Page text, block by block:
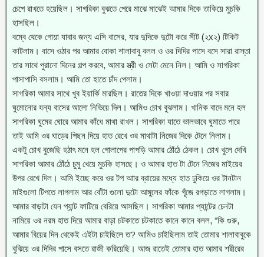
চেপে রাখতে হয়েছিল। সাগরিকা বুঝতে পেরে মাঝে মাঝেই আমার দিকে তাকিয়ে মুচকি
হাসছিল।
বম্বে থেকে গোয়া যাবার জন্য এসি বাসের, যার দুদিকে দুটো করে সীট (২x২) টিকিট
কাটলাম। বাসে ওঠার পর আমার বোকা শালাবাবু বলল ও ওর দিদির পাসে বসে সারা রাস্তা
তার সাথে পুরানো দিনের গল্প করবে, আমার স্ত্রী ও সেটা মেনে নিল। আমি ও সাগরিকা
পাসাপাসি বসলাম। আমি তো হাতে চাঁদ পেলাম।
সাগরিকা আমার সাথে খুব ইয়ার্কি মারছিল। রাতের দিকে খাওয়া দাওয়ার পর সবার
ঘুমোনোর যন্য বাসের আলো নিভিয়ে দিল। আমিও চোখ বুঝলাম। খানিক বাদে মনে হল
সাগরিকা ঘুমের ঘোরে আমার কাঁধে মাথা রাখল। সাগরিকা যাতে ভালভাবে ঘুমাতে পারে
তাই আমি ওর ঘাড়ের পিছন দিয়ে হাত রেখে ওর মাথাটা নিজের দিকে টেনে নিলাম।
একটু চোখ বুজেছি হঠাৎ মনে হল গোলাপের পাপড়ি আমার ঠোঁঠে ঠেকল। চোখ খুলে দেখি
সাগরিকা আমার ঠোঁঠে চুমু খেয়ে মুচকি হাসছে। ও আমার হাত টা টেনে নিজের মাইয়ের
উপর রেখে দিল। আমি ইচ্ছে করে ওর টপ আার ব্রায়ের মধ্যে হাত ঢুকিয়ে ওর টানটান
মাইগুলো টিপতে লাগলাম আর বোঁটা গুলো দুটো আঙ্গুলের ফাঁকে গূঁজে রগড়াতে লাগলাম।
আমার বাড়াটা যেন প্যান্ট ফাটিয়ে বেরিয়ে আসছিল। সাগরিকা আমার প্যান্টের চেনটা
নামিয়ে ওর নরম হাত দিয়ে আমার বাড়া চটকাতে চটকাতে কানে কানে বলল, “কি গুরু,
আমার বিয়ের দিন থেকেই এইটা চাইছিলে ত? আমিও চাইছিলাম তাই তোমার শালাবাবুকে
বুঝিয়ে ওর দিদির পাসে বসতে রাজী করিয়েছি। আজ রাতেই তোমার হাত আমার শরীরের